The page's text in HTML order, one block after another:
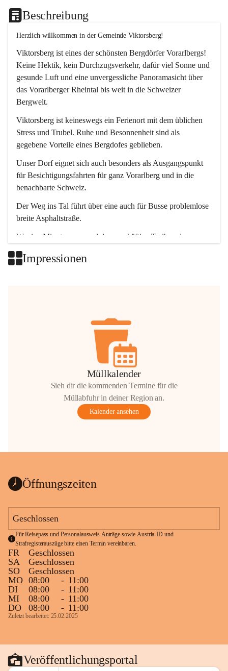
Beschreibung
Herzlich willkommen in der Gemeinde Viktorsberg!
Viktorsberg ist eines der schönsten Bergdörfer Vorarlbergs!
Keine Hektik, kein Durchzugsverkehr, dafür viel Sonne und
gesunde Luft und eine unvergessliche Panoramasicht über
das Vorarlberger Rheintal bis weit in die Schweizer
Bergwelt.
Viktorsberg ist keineswegs ein Ferienort mit dem üblichen
Stress und Trubel. Ruhe und Besonnenheit sind als
gegebene Vorteile eines Bergdofes geblieben.
Unser Dorf eignet sich auch besonders als Ausgangspunkt
für Besichtigungsfahrten für ganz Vorarlberg und in die
benachbarte Schweiz.
Der Weg ins Tal führt über eine auch für Busse problemlose
breite Asphaltstraße.
Wenige Minuten nur, und das geschäftige Treiben der
Impressionen
Müllkalender
Sieh dir die kommenden Termine für die
Müllabfuhr in deiner Region an.
Kalender ansehen
Öffnungszeiten
Geschlossen
Für Reisepass und Personalausweis Anträge sowie Austria-ID und
Strafregisterauszüge bitte einen Termin vereinbaren.
FR
Geschlossen
SA
Geschlossen
SO
Geschlossen
MO 08:00 - 11:00
DI
08:00 - 11:00
MI
08:00 - 11:00
DO
08:00 - 11:00
Zuletzt bearbeitet: 25.02.2025
Veröffentlichungsportal